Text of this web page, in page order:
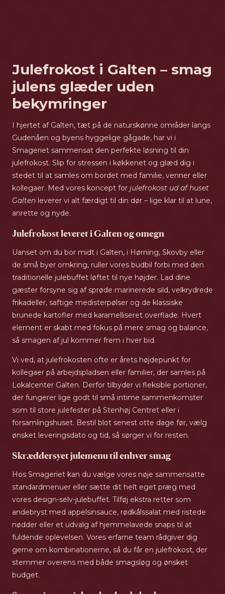
Julefrokost i Galten – smag
julens glæder uden
bekymringer
I hjertet af Galten, tæt på de naturskønne områder langs
Gudenåen og byens hyggelige gågade, har vi i
Smageriet sammensat den perfekte løsning til din
julefrokost. Slip for stressen i køkkenet og glæd dig i
stedet til at samles om bordet med familie, venner eller
kollegaer. Med vores koncept for julefrokost ud af huset
Galten leverer vi alt færdigt til din dør – lige klar til at lune,
anrette og nyde.
Julefrokost leveret i Galten og omegn
Uanset om du bor midt i Galten, i Hørning, Skovby eller
de små byer omkring, ruller vores budbil forbi med den
traditionelle julebuffet løftet til nye højder. Lad dine
gæster forsyne sig af sprøde marinerede sild, velkrydrede
frikadeller, saftige medisterpølser og de klassiske
brunede kartofler med karamelliseret overflade. Hvert
element er skabt med fokus på mere smag og balance,
så smagen af jul kommer frem i hver bid.
Vi ved, at julefrokosten ofte er årets højdepunkt for
kollegaer på arbejdspladsen eller familier, der samles på
Lokalcenter Galten. Derfor tilbyder vi fleksible portioner,
der fungerer lige godt til små intime sammenkomster
som til store julefester på Stenhøj Centret eller i
forsamlingshuset. Bestil blot senest otte dage før, vælg
ønsket leveringsdato og tid, så sørger vi for resten.
Skræddersyet julemenu til enhver smag
Hos Smageriet kan du vælge vores nøje sammensatte
standardmenuer eller sætte dit helt eget præg med
vores design-selv-julebuffet. Tilføj ekstra retter som
andebryst med appelsinsauce, rødkålssalat med ristede
nødder eller et udvalg af hjemmelavede snaps til at
fuldende oplevelsen. Vores erfarne team rådgiver dig
gerne om kombinationerne, så du får en julefrokost, der
stemmer overens med både smagsløg og ønsket
budget.